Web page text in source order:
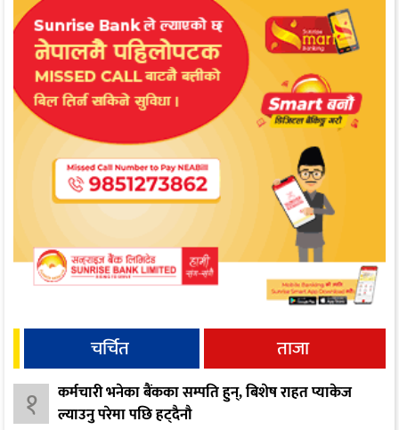
चर्चित ताजा
१
कर्मचारी भनेका बैंकका सम्पति हुन्, बिशेष राहत प्याकेज
ल्याउनु परेमा पछि हट्दैनौ